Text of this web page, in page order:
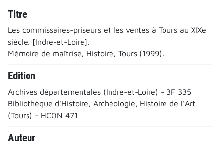
Titre
Les commissaires-priseurs et les ventes à Tours au XIXe
siècle. [Indre-et-Loire].
Mémoire de maîtrise, Histoire, Tours (1999).
Edition
Archives départementales (Indre-et-Loire) - 3F 335
Bibliothèque d'Histoire, Archéologie, Histoire de l'Art
(Tours) - HCON 471
Auteur